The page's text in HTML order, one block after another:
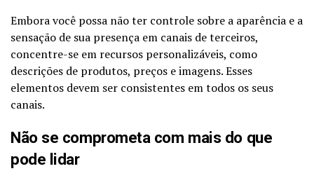
Embora você possa não ter controle sobre a aparência e a
sensação de sua presença em canais de terceiros,
concentre-se em recursos personalizáveis, como
descrições de produtos, preços e imagens. Esses
elementos devem ser consistentes em todos os seus
canais.
Não se comprometa com mais do que
pode lidar